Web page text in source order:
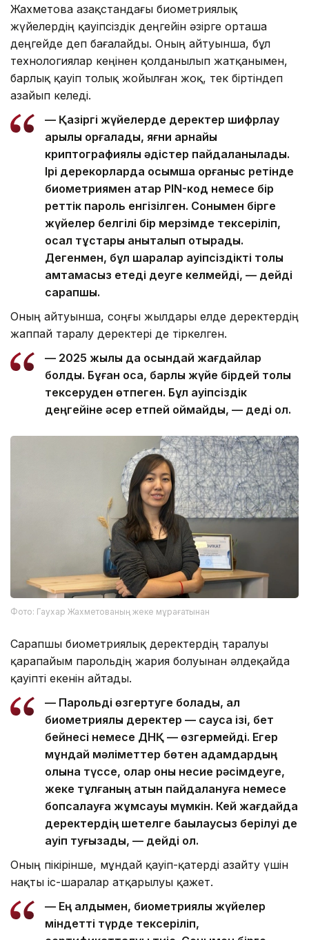
Жахметова Қазақстандағы биометриялық
жүйелердің қауіпсіздік деңгейін әзірге орташа
деңгейде деп бағалайды. Оның айтуынша, бұл
технологиялар кеңінен қолданылып жатқанымен,
барлық қауіп толық жойылған жоқ, тек біртіндеп
азайып келеді.
— Қазіргі жүйелерде деректер шифрлау
арқылы қорғалады, яғни арнайы
криптографиялық әдістер пайдаланылады.
Ірі дерекқорларда қосымша қорғаныс ретінде
биометриямен қатар PIN-код немесе бір
реттік пароль енгізілген. Сонымен бірге
жүйелер белгілі бір мерзімде тексеріліп,
осал тұстары анықталып отырады.
Дегенмен, бұл шаралар қауіпсіздікті толық
қамтамасыз етеді деуге келмейді, — дейді
сарапшы.
Оның айтуынша, соңғы жылдары елде деректердің
жаппай таралу деректері де тіркелген.
— 2025 жылы да осындай жағдайлар
болды. Бұған қоса, барлық жүйе бірдей толық
тексеруден өтпеген. Бұл қауіпсіздік
деңгейіне әсер етпей қоймайды, — деді ол.
Фото: Гаухар Жахметованың жеке мұрағатынан
Сарапшы биометриялық деректердің таралуы
қарапайым парольдің жария болуынан әлдеқайда
қауіпті екенін айтады.
— Парольді өзгертуге болады, ал
биометриялық деректер — саусақ ізі, бет
бейнесі немесе ДНҚ — өзгермейді. Егер
мұндай мәліметтер бөтен адамдардың
қолына түссе, олар оны несие рәсімдеуге,
жеке тұлғаның атын пайдалануға немесе
бопсалауға жұмсауы мүмкін. Кей жағдайда
деректердің шетелге бақылаусыз берілуі де
қауіп туғызады, — дейді ол.
Оның пікірінше, мұндай қауіп-қатерді азайту үшін
нақты іс-шаралар атқарылуы қажет.
— Ең алдымен, биометриялық жүйелер
міндетті түрде тексеріліп,